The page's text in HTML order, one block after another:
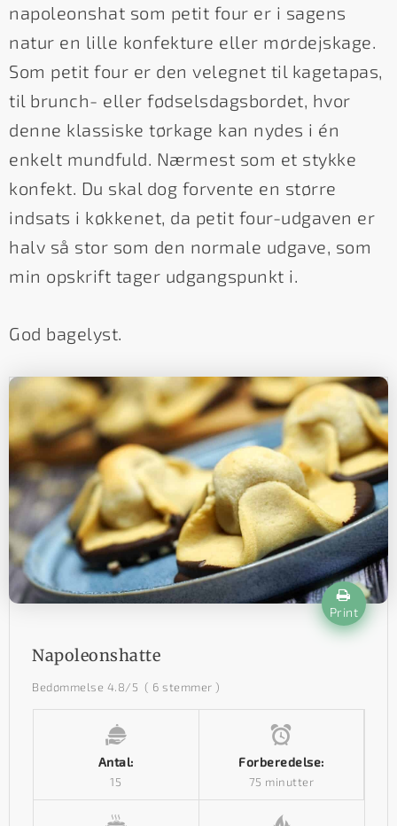
napoleonshat som petit four er i sagens
natur en lille konfekture eller mørdejskage.
Som petit four er den velegnet til kagetapas,
til brunch- eller fødselsdagsbordet, hvor
denne klassiske tørkage kan nydes i én
enkelt mundfuld. Nærmest som et stykke
konfekt. Du skal dog forvente en større
indsats i køkkenet, da petit four-udgaven er
halv så stor som den normale udgave, som
min opskrift tager udgangspunkt i.
God bagelyst.
Print
Napoleonshatte
Bedømmelse 4.8/5 ( 6 stemmer )
Antal:
15
Forberedelse:
75 minutter